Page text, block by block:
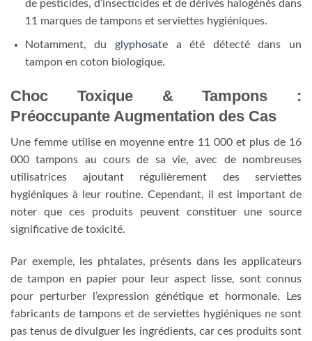
de pesticides, d’insecticides et de dérivés halogénés dans
11 marques de tampons et serviettes hygiéniques.
Notamment, du glyphosate a été détecté dans un
tampon en coton biologique.
Choc Toxique & Tampons :
Préoccupante Augmentation des Cas
Une femme utilise en moyenne entre 11 000 et plus de 16
000 tampons au cours de sa vie, avec de nombreuses
utilisatrices ajoutant régulièrement des serviettes
hygiéniques à leur routine. Cependant, il est important de
noter que ces produits peuvent constituer une source
significative de toxicité.
Par exemple, les phtalates, présents dans les applicateurs
de tampon en papier pour leur aspect lisse, sont connus
pour perturber l’expression génétique et hormonale. Les
fabricants de tampons et de serviettes hygiéniques ne sont
pas tenus de divulguer les ingrédients, car ces produits sont